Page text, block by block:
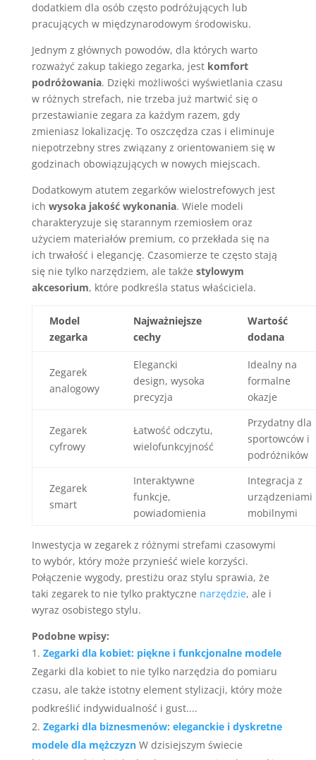
dodatkiem dla osób często podróżujących lub
pracujących w międzynarodowym środowisku.
Jednym z głównych powodów, dla których warto
rozważyć zakup takiego zegarka, jest komfort
podróżowania. Dzięki możliwości wyświetlania czasu
w różnych strefach, nie trzeba już martwić się o
przestawianie zegara za każdym razem, gdy
zmieniasz lokalizację. To oszczędza czas i eliminuje
niepotrzebny stres związany z orientowaniem się w
godzinach obowiązujących w nowych miejscach.
Dodatkowym atutem zegarków wielostrefowych jest
ich wysoka jakość wykonania. Wiele modeli
charakteryzuje się starannym rzemiosłem oraz
użyciem materiałów premium, co przekłada się na
ich trwałość i elegancję. Czasomierze te często stają
się nie tylko narzędziem, ale także stylowym
akcesorium, które podkreśla status właściciela.
Model
zegarka
Najważniejsze
cechy
Wartość
dodana
Zegarek
analogowy
Elegancki
design, wysoka
precyzja
Idealny na
formalne
okazje
Zegarek
cyfrowy
Łatwość odczytu,
wielofunkcyjność
Przydatny dla
sportowców i
podróżników
Zegarek
smart
Interaktywne
funkcje,
powiadomienia
Integracja z
urządzeniami
mobilnymi
Inwestycja w zegarek z różnymi strefami czasowymi
to wybór, który może przynieść wiele korzyści.
Połączenie wygody, prestiżu oraz stylu sprawia, że
taki zegarek to nie tylko praktyczne narzędzie, ale i
wyraz osobistego stylu.
Podobne wpisy:
Zegarki dla kobiet: piękne i funkcjonalne modele
Zegarki dla kobiet to nie tylko narzędzia do pomiaru
czasu, ale także istotny element stylizacji, który może
podkreślić indywidualność i gust....
Zegarki dla biznesmenów: eleganckie i dyskretne
modele dla mężczyzn W dzisiejszym świecie